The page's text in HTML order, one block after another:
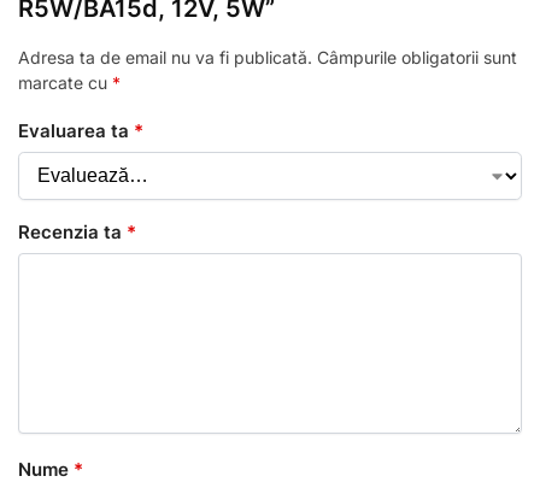
R5W/BA15d, 12V, 5W”
Adresa ta de email nu va fi publicată. Câmpurile obligatorii sunt
marcate cu *
Evaluarea ta *
Recenzia ta *
Nume *